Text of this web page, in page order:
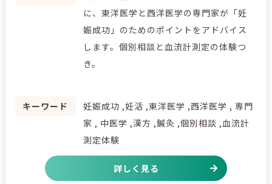
に、東洋医学と西洋医学の専門家が「妊
娠成功」のためのポイントをアドバイス
します。個別相談と血流計測定の体験つ
き。
キーワード
妊娠成功 ,妊活 ,東洋医学 ,西洋医学 , 専門
家 , 中医学 ,漢方 ,鍼灸 ,個別相談 ,血流計
測定体験
詳しく見る